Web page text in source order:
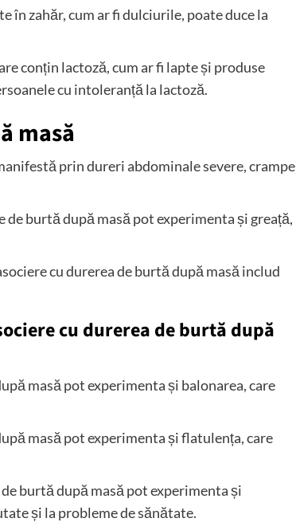
în zahăr, cum ar fi dulciurile, poate duce la
conțin lactoză, cum ar fi lapte și produse
cu intoleranță la lactoză.
masă
prin dureri abdominale severe, crampe
burtă după masă pot experimenta și greață,
cu durerea de burtă după masă includ
cu durerea de burtă după
masă pot experimenta și balonarea, care
masă pot experimenta și flatulența, care
burtă după masă pot experimenta și
și la probleme de sănătate.